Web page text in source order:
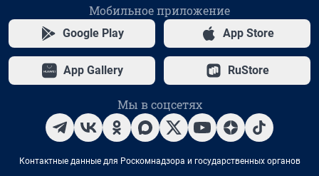
Мобильное приложение
Google Play App Store
App Gallery RuStore
Мы в соцсетях
Контактные данные для Роскомнадзора и государственных органов